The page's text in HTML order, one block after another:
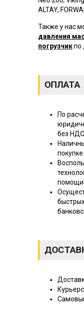
ALTAY,
Также у нас
давления
погрузчикпо
ОПЛАТА
По
без НДС.
помощи